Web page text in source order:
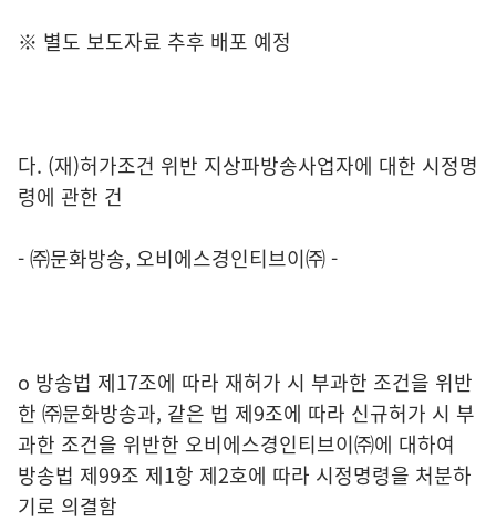
※ 별도 보도자료 추후 배포 예정
다. (재)허가조건 위반 지상파방송사업자에 대한 시정명
령에 관한 건
- ㈜문화방송, 오비에스경인티브이㈜ -
o 방송법 제17조에 따라 재허가 시 부과한 조건을 위반
한 ㈜문화방송과, 같은 법 제9조에 따라 신규허가 시 부
과한 조건을 위반한 오비에스경인티브이㈜에 대하여
방송법 제99조 제1항 제2호에 따라 시정명령을 처분하
기로 의결함